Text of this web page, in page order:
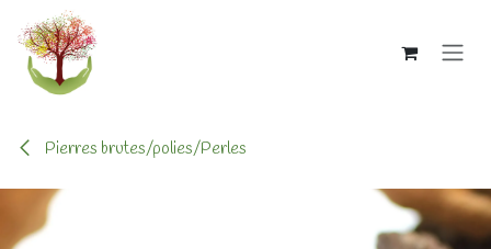
Se rendre au contenu
Pierres brutes/polies/Perles